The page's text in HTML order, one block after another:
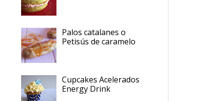
Palos catalanes o
Petisús de caramelo
Cupcakes Acelerados
Energy Drink